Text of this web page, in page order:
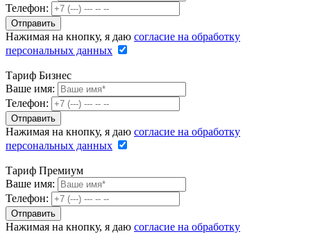
Телефон:
Нажимая на кнопку, я даю согласие на обработку
персональных данных
Тариф Бизнес
Ваше имя:
Телефон:
Нажимая на кнопку, я даю согласие на обработку
персональных данных
Тариф Премиум
Ваше имя:
Телефон:
Нажимая на кнопку, я даю согласие на обработку